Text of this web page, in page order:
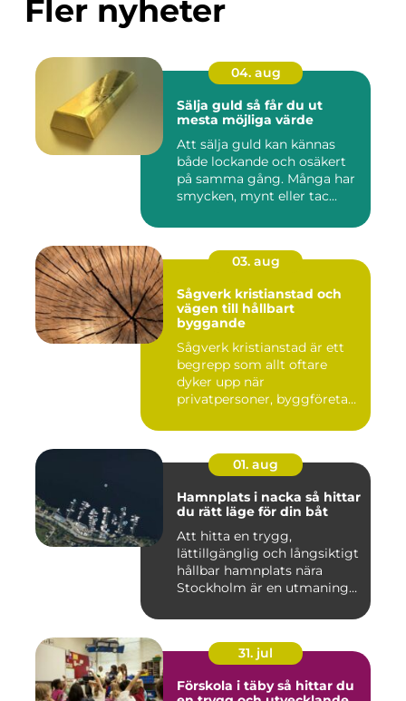
Fler nyheter
04. aug
Sälja guld så får du ut
mesta möjliga värde
Att sälja guld kan kännas
både lockande och osäkert
på samma gång. Många har
smycken, mynt eller tac...
03. aug
Sågverk kristianstad och
vägen till hållbart
byggande
Sågverk kristianstad är ett
begrepp som allt oftare
dyker upp när
privatpersoner, byggföretag
01. aug
Hamnplats i nacka så hittar
du rätt läge för din båt
Att hitta en trygg,
lättillgänglig och långsiktigt
hållbar hamnplats nära
Stockholm är en utmaning
31. jul
Förskola i täby så hittar du